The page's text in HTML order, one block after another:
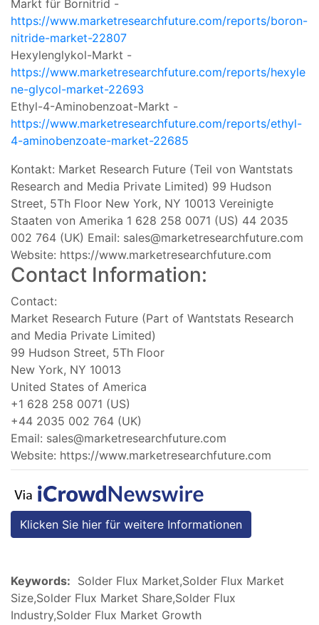
Markt für Bornitrid -
https://www.marketresearchfuture.com/reports/boron-
nitride-market-22807
Hexylenglykol-Markt -
https://www.marketresearchfuture.com/reports/hexyle
ne-glycol-market-22693
Ethyl-4-Aminobenzoat-Markt -
https://www.marketresearchfuture.com/reports/ethyl-
4-aminobenzoate-market-22685
Kontakt: Market Research Future (Teil von Wantstats
Research and Media Private Limited) 99 Hudson
Street, 5Th Floor New York, NY 10013 Vereinigte
Staaten von Amerika 1 628 258 0071 (US) 44 2035
002 764 (UK) Email: sales@marketresearchfuture.com
Website: https://www.marketresearchfuture.com
Contact Information:
Contact:
Market Research Future (Part of Wantstats Research
and Media Private Limited)
99 Hudson Street, 5Th Floor
New York, NY 10013
United States of America
+1 628 258 0071 (US)
+44 2035 002 764 (UK)
Email: sales@marketresearchfuture.com
Website: https://www.marketresearchfuture.com
Klicken Sie hier für weitere Informationen
Keywords: Solder Flux Market,Solder Flux Market
Size,Solder Flux Market Share,Solder Flux
Industry,Solder Flux Market Growth